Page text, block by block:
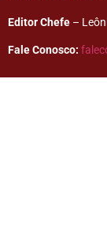
Editor Chefe –
Fale Conosco: